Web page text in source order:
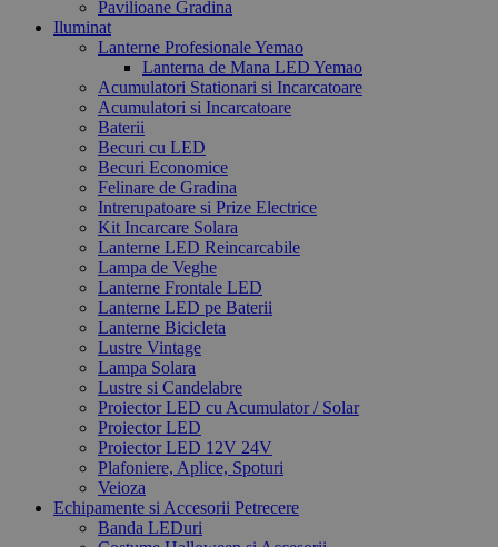
Pavilioane Gradina
Iluminat
Lanterne Profesionale Yemao
Lanterna de Mana LED Yemao
Acumulatori Stationari si Incarcatoare
Acumulatori si Incarcatoare
Baterii
Becuri cu LED
Becuri Economice
Felinare de Gradina
Intrerupatoare si Prize Electrice
Kit Incarcare Solara
Lanterne LED Reincarcabile
Lampa de Veghe
Lanterne Frontale LED
Lanterne LED pe Baterii
Lanterne Bicicleta
Lustre Vintage
Lampa Solara
Lustre si Candelabre
Proiector LED cu Acumulator / Solar
Proiector LED
Proiector LED 12V 24V
Plafoniere, Aplice, Spoturi
Veioza
Echipamente si Accesorii Petrecere
Banda LEDuri